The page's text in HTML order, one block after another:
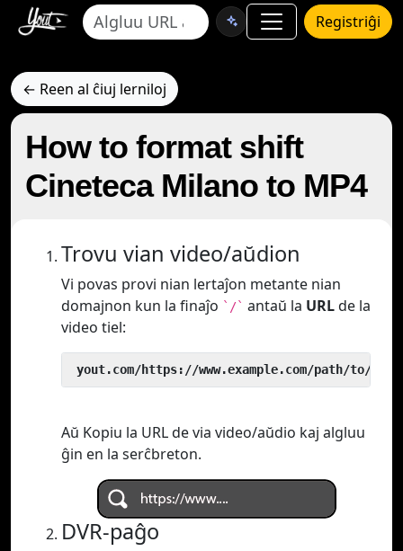
Registriĝi
← Reen al ĉiuj lerniloj
How to format shift
Cineteca Milano to MP4
Trovu vian video/aŭdion
Vi povas provi nian lertaĵon metante nian
domajnon kun la finaĵo `/` antaŭ la URLde la
video tiel:
yout.com/https://www.example.com/path/to/
Aŭ Kopiu la URL de via video/aŭdio kaj algluu
ĝin en la serĉbreton.
DVR-paĝo